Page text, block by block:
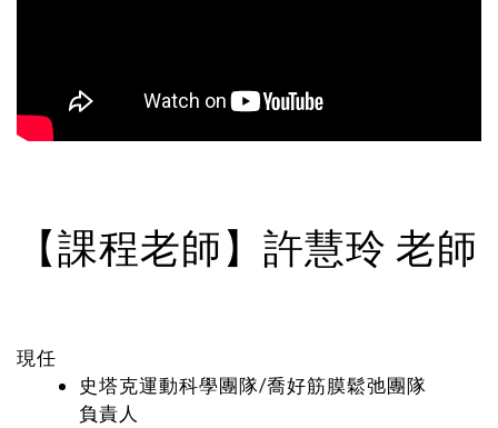
【課程老師】許慧玲 老師
現任
史塔克運動科學團隊/喬好筋膜鬆弛團隊
負責人